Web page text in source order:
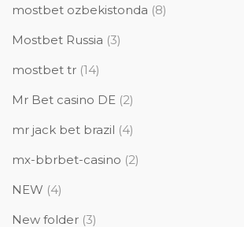
mostbet ozbekistonda (8)
Mostbet Russia (3)
mostbet tr (14)
Mr Bet casino DE (2)
mr jack bet brazil (4)
mx-bbrbet-casino (2)
NEW (4)
New folder (3)